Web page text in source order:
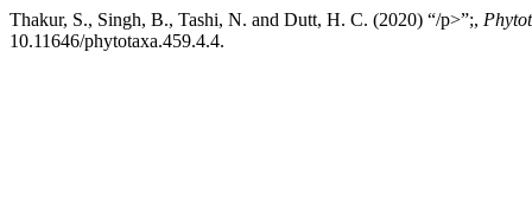
Thakur, S., Singh, B., Tashi, N. and Dutt, H. C. (2020) “/p>”;,
10.11646/phytotaxa.459.4.4.